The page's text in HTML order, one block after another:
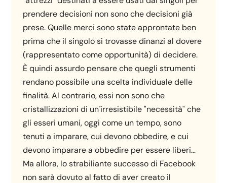
prendere decisioni non sono che decisioni già
prese. Quelle merci sono state approntate ben
prima che il singolo si trovasse dinanzi al dovere
(rappresentato come opportunità) di decidere.
È quindi assurdo pensare che quegli strumenti
rendano possibile una scelta individuale delle
finalità. Al contrario, essi non sono che
cristallizzazioni di un´irresistibile "necessità" che
gli esseri umani, oggi come un tempo, sono
tenuti a imparare, cui devono obbedire, e cui
devono imparare a obbedire per essere liberi…
Ma allora, lo strabiliante successo di Facebook
non sarà dovuto al fatto di aver creato il